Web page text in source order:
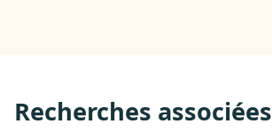
Recherches associées